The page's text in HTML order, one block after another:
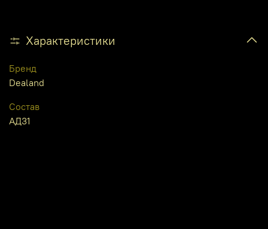
Характеристики
Бренд
Dealand
Состав
АД31